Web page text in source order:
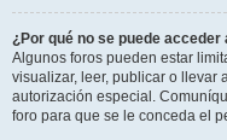
¿Por qué no se puede acceder
Algunos foros pueden estar
visualizar, leer, publicar o llevar
autorización especial.
foro para que se le conceda el